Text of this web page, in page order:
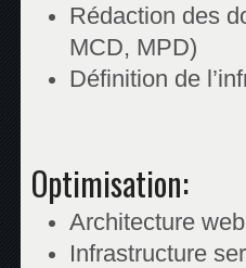
Rédaction des
MCD, MPD)
Définition de
Optimisation:
Architecture
Infrastructure